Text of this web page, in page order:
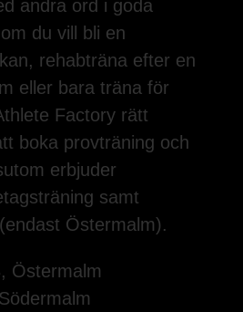
andra ord i goda
du vill bli en
rehabträna efter en
eller bara träna för
Factory rätt
boka provträning och
erbjuder
samt
Östermalm).
Östermalm